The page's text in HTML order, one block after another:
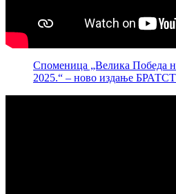
Споменица „Велика Победа
2025.“ – ново издање